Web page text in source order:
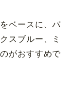
ベースに、パ
スブルー、ミ
がおすすめで